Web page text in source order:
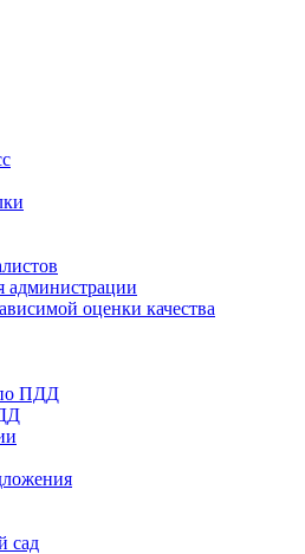
администрации
оценки качества
ПДД
сад